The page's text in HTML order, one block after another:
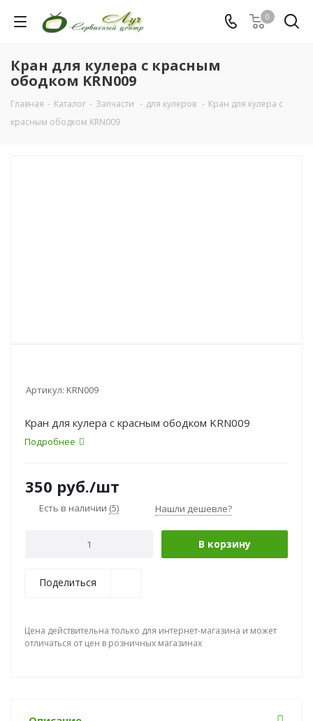
0
Кран для кулера с красным
ободком KRN009
Главная - Каталог - Запчасти - для кулеров - Кран для кулера с
красным ободком KRN009
Артикул: KRN009
Кран для кулера с красным ободком KRN009
Подробнее
350 руб./шт
Есть в наличии (5) Нашли дешевле?
В корзину
Поделиться
Цена действительна только для интернет-магазина и может
отличаться от цен в розничных магазинах